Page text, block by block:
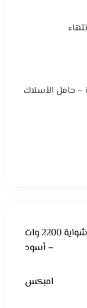
حامل الأسلاك
فرن كهربائي 100 لتر امبكس مع شواية 2200 وات
– أسود
امبكس